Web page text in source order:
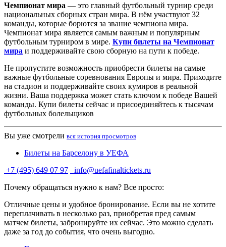
Чемпионат мира — это главный футбольный турнир среди
национальных сборных стран мира. В нём участвуют 32
команды, которые борются за звание чемпиона мира.
Чемпионат мира является самым важным и популярным
футбольным турниром в мире. Купи билеты на Чемпионат
мира и поддерживайте свою сборную на пути к победе.
Не пропустите возможность приобрести билеты на самые
важные футбольные соревнования Европы и мира. Приходите
на стадион и поддерживайте своих кумиров в реальной
жизни. Ваша поддержка может стать ключом к победе Вашей
команды. Купи билеты сейчас и присоединяйтесь к тысячам
футбольных болельщиков
Вы уже смотрели вся история просмотров
Билеты на Барселону в УЕФА
+7 (495) 649 07 97
info@uefafinaltickets.ru
Почему обращаться нужно к нам? Все просто:
Отличные цены и удобное бронирование. Если вы не хотите
переплачивать в несколько раз, приобретая пред самым
матчем билеты, забронируйте их сейчас. Это можно сделать
даже за год до события, что очень выгодно.